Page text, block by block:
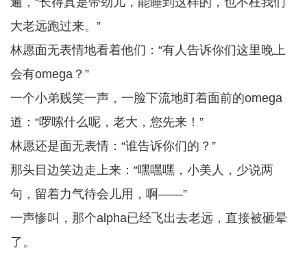
大老远跑过来。”
林愿面无表情地看着他们：“有人告诉你们这里晚上
会有omega？”
一个小弟贱笑一声，一脸下流地盯着面前的omega
道：“啰嗦什么呢，老大，您先来！”
林愿还是面无表情：“谁告诉你们的？”
那头目边笑边走上来：“嘿嘿嘿，小美人，少说两
句，留着力气待会儿用，啊——”
一声惨叫，那个alpha已经飞出去老远，直接被砸晕
了。